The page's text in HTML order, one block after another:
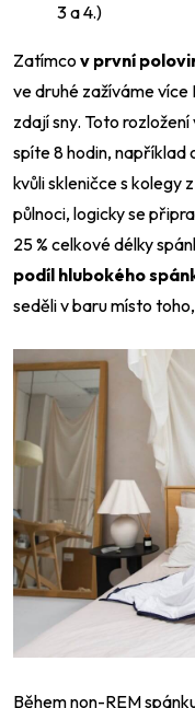
3 a 4.)
Zatímco v první
ve druhé zažíváme více
zdají sny. Toto
spíte 8 hodin,
kvůli skleničce s kolegy
půlnoci, logicky se
25 % celkové délky
podíl hlubokého
seděli v baru místo
Během non-REM